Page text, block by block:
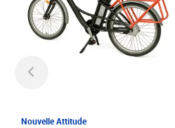
Nouvelle Attitude